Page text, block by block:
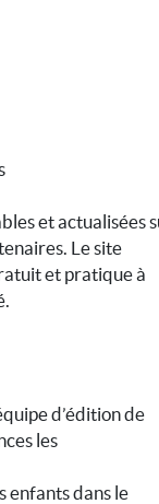
et actualisées
Le site
et pratique à
d’édition de
les
enfants dans le